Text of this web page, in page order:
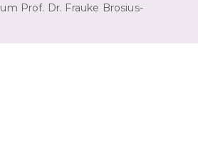
Prof. Dr. Frauke Brosius-